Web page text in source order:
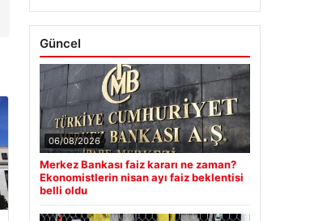
Güncel
06/08/2026
Merkez Bankası faiz kararı ne zaman?
Ekonomistlerin nisan ayı faiz beklentisi
belli oldu